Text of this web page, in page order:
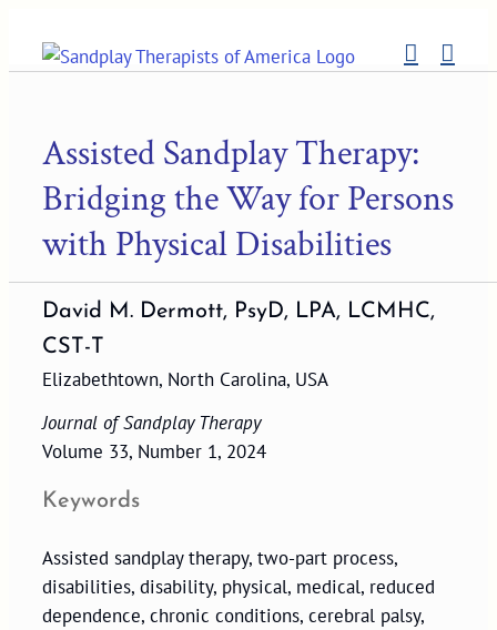
content
Assisted Sandplay Therapy:
Bridging the Way for Persons
with Physical Disabilities
David M. Dermott, PsyD, LPA, LCMHC,
CST-T
Elizabethtown, North Carolina, USA
Journal of Sandplay Therapy
Volume 33, Number 1, 2024
Keywords
Assisted sandplay therapy, two-part process,
disabilities, disability, physical, medical, reduced
dependence, chronic conditions, cerebral palsy,